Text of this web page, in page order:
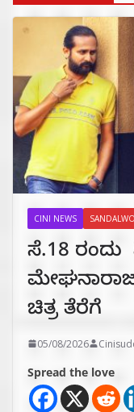
CINI NEWS
ಸೆ.18 ರಂದು
ಚಿತ್ರ
05/08/2026
Spread the love